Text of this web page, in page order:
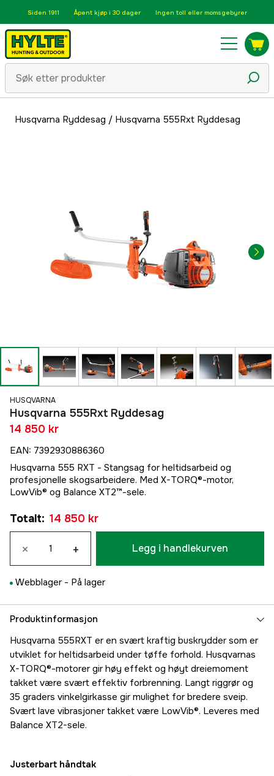
Siden 1911 Åpent kjøp i 30 dager Ingen toll eller momsgebyrer
Husqvarna Ryddesag / Husqvarna 555Rxt Ryddesag
HUSQVARNA
Husqvarna 555Rxt Ryddesag
14 850 kr
EAN: 7392930886360
Husqvarna 555 RXT - Stangsag for heltidsarbeid og
profesjonelle skogsarbeidere. Med X-TORQ®-motor,
LowVib® og Balance XT2™-sele.
Totalt: 14 850 kr
× + Legg i handlekurven
Webblager - På lager
Produktinformasjon
Husqvarna 555RXT er en svært kraftig buskrydder som er
utviklet for heltidsarbeid under tøffe forhold. Husqvarnas
X-TORQ®-motorer gir høy effekt og høyt dreiemoment
takket være svært effektiv forbrenning. Langt riggrør og
35 graders vinkelgirkasse gir mulighet for bredere sveip.
Svært lave vibrasjoner takket være LowVib®. Leveres med
Balance XT2-sele.
Justerbart håndtak